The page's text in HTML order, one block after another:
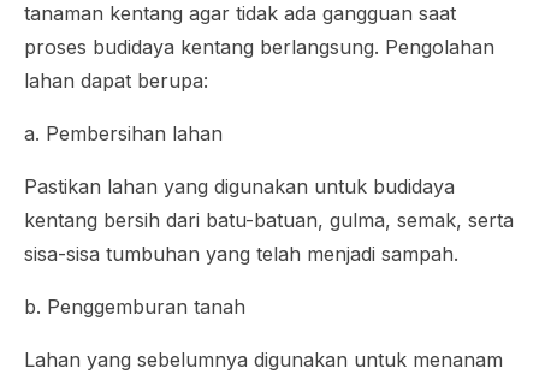
tanaman kentang agar tidak ada gangguan saat
proses budidaya kentang berlangsung. Pengolahan
lahan dapat berupa:
a. Pembersihan lahan
Pastikan lahan yang digunakan untuk budidaya
kentang bersih dari batu-batuan, gulma, semak, serta
sisa-sisa tumbuhan yang telah menjadi sampah.
b. Penggemburan tanah
Lahan yang sebelumnya digunakan untuk menanam